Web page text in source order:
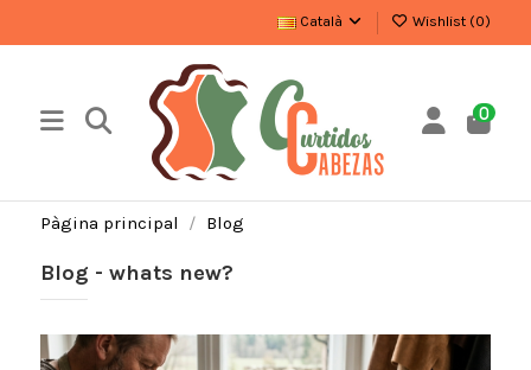
Català Wishlist (0)
0
Pàgina principal Blog
Blog - whats new?